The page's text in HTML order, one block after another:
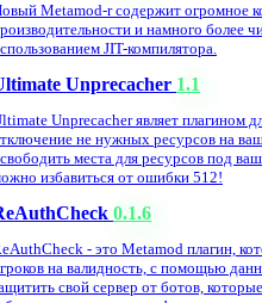
Metamod-r содержит огромное
и намного более
JIT-компилятора.
Unprecacher 1.1
Unprecacher являет плагином
не нужных ресурсов на
места для ресурсов под
избавиться от ошибки 512!
0.1.6
- это Metamod плагин,
на валидность, с помощью
свой сервер от ботов,